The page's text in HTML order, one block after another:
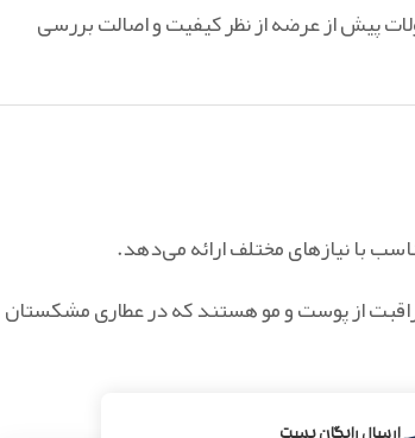
پیش از عرضه از نظر کیفیت و اصالت بررسی
با نیازهای مختلف ارائه می‌دهد.
از پوست و مو هستند که در عطاری مشکستان